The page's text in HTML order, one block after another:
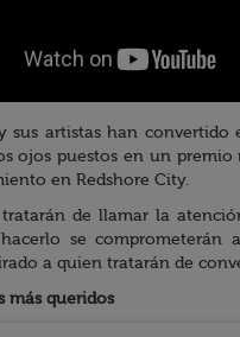
sus artistas han
ojos puestos en un
en Redshore City.
tratarán de llamar la
se
a quien tratarán de
más queridos